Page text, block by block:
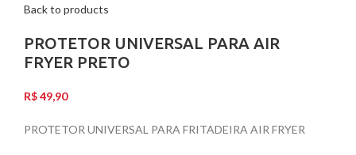
Back to products
PROTETOR UNIVERSAL PARA AIR
FRYER PRETO
R$49,90
PROTETOR UNIVERSAL PARA FRITADEIRA AIR FRYER